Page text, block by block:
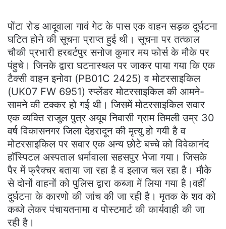
पोंटा रोड आदूवाला गावं गेट के पास एक वाहन सड़क दुर्घटना
घटित होने की सूचना प्राप्त हुई थी। सूचना पर तत्काल
चौकी प्रभारी हरबर्टपुर सनोज कुमार मय फोर्स के मौके पर
पंहुचे। जिनके द्वारा घटनास्थल पर जाकर पाया गया कि एक
टैक्सी वाहन इनोवा (PB01C 2425) व मोटरसाइकिल
(UK07 FW 6951) स्प्लेंडर मोटरसाइकिल की आमने-
सामने की टक्कर हो गई थी। जिसमें मोटरसाइकिल सवार
एक व्यक्ति राजुल पुत्र अयूब निवासी ग्राम तिमली उम्र 30
वर्ष विकासनगर जिला देहरादून की मृत्यु हो गयी है व
मोटरसाइकिल पर सवार एक अन्य छोटे बच्चे को विवेकानंद
हॉस्पिटल अस्पताल धर्मावाला सहसपुर भेजा गया। जिसके
पैर में फ्रैक्चर बताया जा रहा है व इलाज चल रहा है। मौके
से दोनों वाहनों को पुलिस द्वारा कब्जा में लिया गया है।वहीं
दुर्घटना के कारणो की जांच की जा रही है। मृतक के शव को
कब्जे लेकर पंचायतनामा व पोस्टमार्ट की कार्यवाही की जा
रही है।